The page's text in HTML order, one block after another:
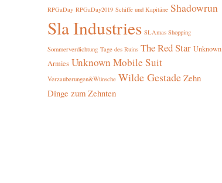
RPGaDay RPGaDay2019 Schiffe und Kapitäne Shadowrun
Sla Industries SLAmas Shopping
Sommerverdichtung Tage des Ruins The Red Star Unknown
Armies Unknown Mobile Suit
Verzauberungen&Wünsche Wilde Gestade Zehn
Dinge zum Zehnten